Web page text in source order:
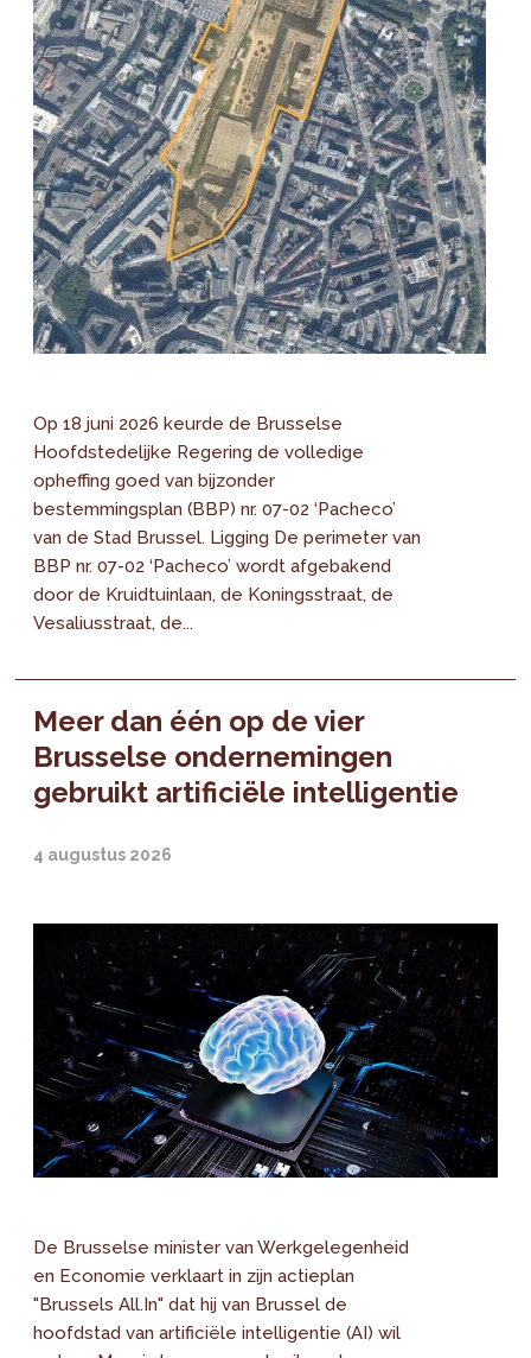
Op 18 juni 2026 keurde de Brusselse
Hoofdstedelijke Regering de volledige
opheffing goed van bijzonder
bestemmingsplan (BBP) nr. 07-02 ‘Pacheco’
van de Stad Brussel. Ligging De perimeter van
BBP nr. 07-02 ‘Pacheco’ wordt afgebakend
door de Kruidtuinlaan, de Koningsstraat, de
Vesaliusstraat, de...
Meer dan één op de vier
Brusselse ondernemingen
gebruikt artificiële intelligentie
4 augustus 2026
De Brusselse minister van Werkgelegenheid
en Economie verklaart in zijn actieplan
"Brussels All.In" dat hij van Brussel de
hoofdstad van artificiële intelligentie (AI) wil